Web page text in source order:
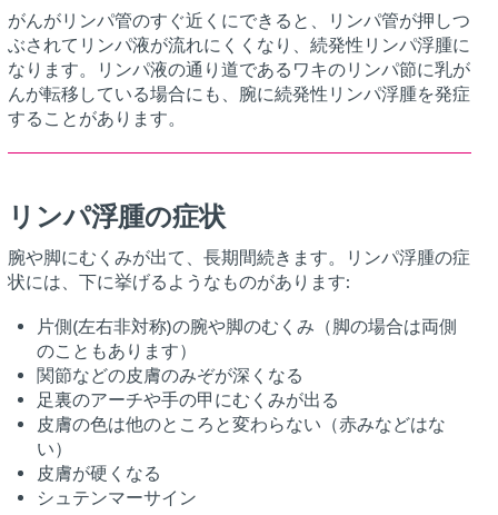
がんがリンパ管のすぐ近くにできると、リンパ管が押しつ
ぶされてリンパ液が流れにくくなり、続発性リンパ浮腫に
なります。リンパ液の通り道であるワキのリンパ節に乳が
んが転移している場合にも、腕に続発性リンパ浮腫を発症
することがあります。
リンパ浮腫の症状
腕や脚にむくみが出て、長期間続きます。リンパ浮腫の症
状には、下に挙げるようなものがあります:
片側(左右非対称)の腕や脚のむくみ（脚の場合は両側
のこともあります）
関節などの皮膚のみぞが深くなる
足裏のアーチや手の甲にむくみが出る
皮膚の色は他のところと変わらない（赤みなどはな
い）
皮膚が硬くなる
シュテンマーサイン